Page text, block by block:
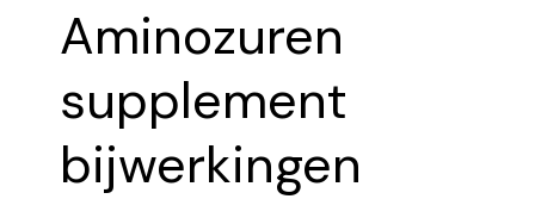
Aminozuren
supplement
bijwerkingen